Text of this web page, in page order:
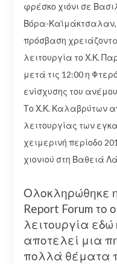
φρέσκο χιόνι σε
Βόρα-Καϊμάκτσαλαν,
πρόσβαση
λειτουργία το Χ.Κ.
μετά τις 12:00 η
ενίσχυσης του
Το Χ.Κ. Καλαβρύτων
λειτουργίας των
χειμερινή περίοδο
χιονιού στη Βαθειά
Ολοκληρώθηκε
Report Forum το
λειτουργία εδώ
αποτελεί μια
πολλά θέματα